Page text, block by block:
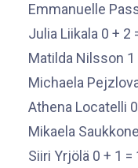
Emmanuelle
Julia Liikala 0 + 2
Matilda Nilsson 1
Michaela
Athena Locatelli 0
Mikaela
Siiri Yrjölä 0 + 1 =